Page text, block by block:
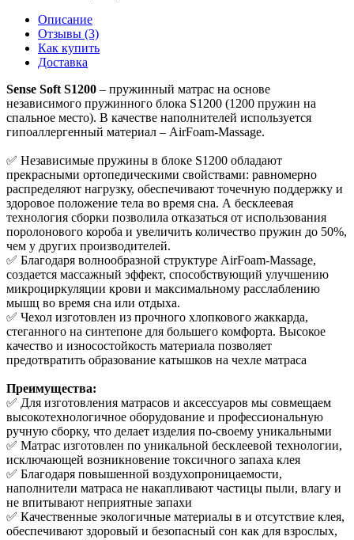
Описание
Отзывы (3)
Как купить
Доставка
Sense Soft S1200 – пружинный матрас на основе
независимого пружинного блока S1200 (1200 пружин на
спальное место). В качестве наполнителей используется
гипоаллергенный материал – AirFoam-Massage.
✅ Независимые пружины в блоке S1200 обладают
прекрасными ортопедическими свойствами: равномерно
распределяют нагрузку, обеспечивают точечную поддержку и
здоровое положение тела во время сна. А бесклеевая
технология сборки позволила отказаться от использования
поролонового короба и увеличить количество пружин до 50%,
чем у других производителей.
✅ Благодаря волнообразной структуре AirFoam-Massage,
создается массажный эффект, способствующий улучшению
микроциркуляции крови и максимальному расслаблению
мышц во время сна или отдыха.
✅ Чехол изготовлен из прочного хлопкового жаккарда,
стеганного на синтепоне для большего комфорта. Высокое
качество и износостойкость материала позволяет
предотвратить образование катышков на чехле матраса
Преимущества:
✅ Для изготовления матрасов и аксессуаров мы совмещаем
высокотехнологичное оборудование и профессиональную
ручную сборку, что делает изделия по-своему уникальными
✅ Матрас изготовлен по уникальной бесклеевой технологии,
исключающей возникновение токсичного запаха клея
✅ Благодаря повышенной воздухопроницаемости,
наполнители матраса не накапливают частицы пыли, влагу и
не впитывают неприятные запахи
✅ Качественные экологичные материалы в и отсутствие клея,
обеспечивают здоровый и безопасный сон как для взрослых,